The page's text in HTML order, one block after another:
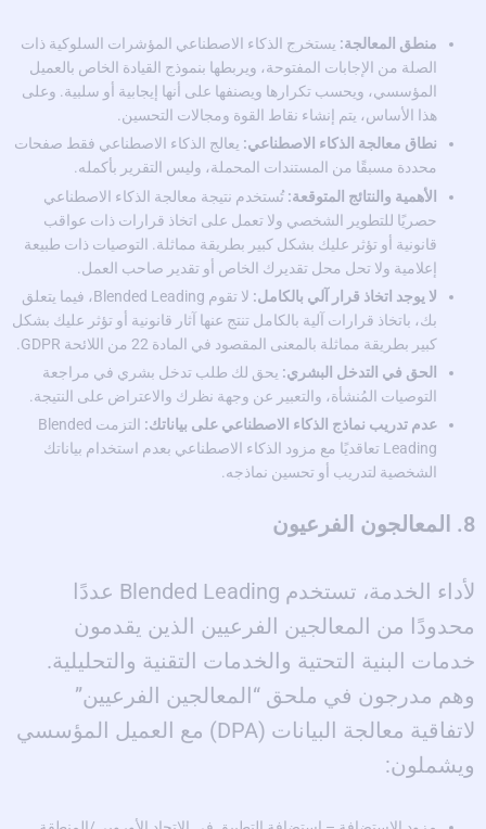
منطق المعالجة: يستخرج الذكاء الاصطناعي المؤشرات السلوكية ذات
الصلة من الإجابات المفتوحة، ويربطها بنموذج القيادة الخاص بالعميل
المؤسسي، ويحسب تكرارها ويصنفها على أنها إيجابية أو سلبية. وعلى
هذا الأساس، يتم إنشاء نقاط القوة ومجالات التحسين.
نطاق معالجة الذكاء الاصطناعي: يعالج الذكاء الاصطناعي فقط صفحات
محددة مسبقًا من المستندات المحملة، وليس التقرير بأكمله.
الأهمية والنتائج المتوقعة: تُستخدم نتيجة معالجة الذكاء الاصطناعي
حصريًا للتطوير الشخصي ولا تعمل على اتخاذ قرارات ذات عواقب
قانونية أو تؤثر عليك بشكل كبير بطريقة مماثلة. التوصيات ذات طبيعة
إعلامية ولا تحل محل تقديرك الخاص أو تقدير صاحب العمل.
لا يوجد اتخاذ قرار آلي بالكامل:
لا تقوم Blended Leading، فيما يتعلق
بك، باتخاذ قرارات آلية بالكامل تنتج عنها آثار قانونية أو تؤثر عليك بشكل
كبير بطريقة مماثلة بالمعنى المقصود في المادة 22 من اللائحة GDPR.
الحق في التدخل البشري: يحق لك طلب تدخل بشري في مراجعة
التوصيات المُنشأة، والتعبير عن وجهة نظرك والاعتراض على النتيجة.
عدم تدريب نماذج الذكاء الاصطناعي على بياناتك:
التزمت Blended
Leading تعاقديًا مع مزود الذكاء الاصطناعي بعدم استخدام بياناتك
الشخصية لتدريب أو تحسين نماذجه.
8. المعالجون الفرعيون
لأداء الخدمة، تستخدم Blended Leading عددًا
محدودًا من المعالجين الفرعيين الذين يقدمون
خدمات البنية التحتية والخدمات التقنية والتحليلية.
وهم مدرجون في ملحق “المعالجين الفرعيين”
لاتفاقية معالجة البيانات (DPA) مع العميل المؤسسي
ويشملون: